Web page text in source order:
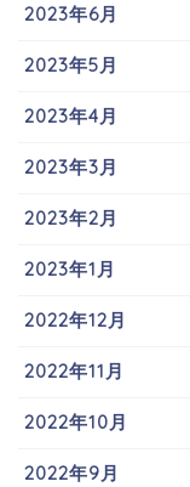
2023年6月
2023年5月
2023年4月
2023年3月
2023年2月
2023年1月
2022年12月
2022年11月
2022年10月
2022年9月